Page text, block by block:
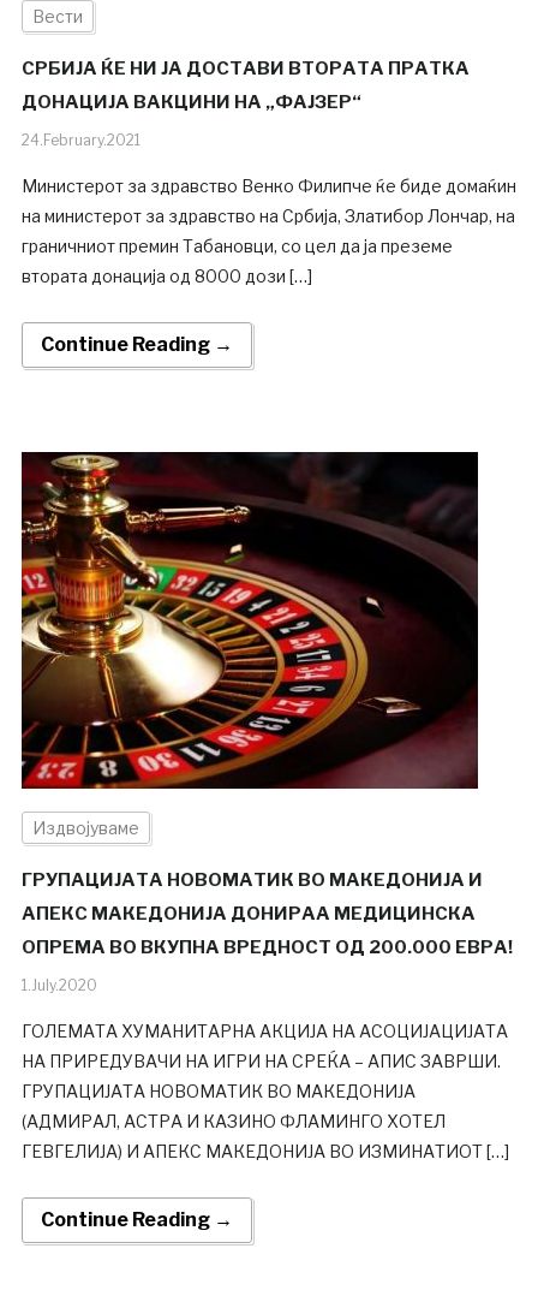
Вести
СРБИЈА ЌЕ НИ ЈА ДОСТАВИ ВТОРАТА ПРАТКА
ДОНАЦИЈА ВАКЦИНИ НА „ФАЈЗЕР“
24.February.2021
Министерот за здравство Венко Филипче ќе биде домаќин
на министерот за здравство на Србија, Златибор Лончар, на
граничниот премин Табановци, со цел да ја преземе
втората донација од 8000 дози […]
Continue Reading →
Издвојуваме
ГРУПАЦИЈАТА НОВОМАТИК ВО МАКЕДОНИЈА И
АПЕКС МАКЕДОНИЈА ДОНИРАА МЕДИЦИНСКА
ОПРЕМА ВО ВКУПНА ВРЕДНОСТ ОД 200.000 ЕВРА!
1.July.2020
ГОЛЕМАТА ХУМАНИТАРНА АКЦИЈА НА АСОЦИЈАЦИЈАТА
НА ПРИРЕДУВАЧИ НА ИГРИ НА СРЕЌА – АПИС ЗАВРШИ.
ГРУПАЦИЈАТА НОВОМАТИК ВО МАКЕДОНИЈА
(АДМИРАЛ, АСТРА И КАЗИНО ФЛАМИНГО ХОТЕЛ
ГЕВГЕЛИЈА) И АПЕКС МАКЕДОНИЈА ВО ИЗМИНАТИОТ […]
Continue Reading →